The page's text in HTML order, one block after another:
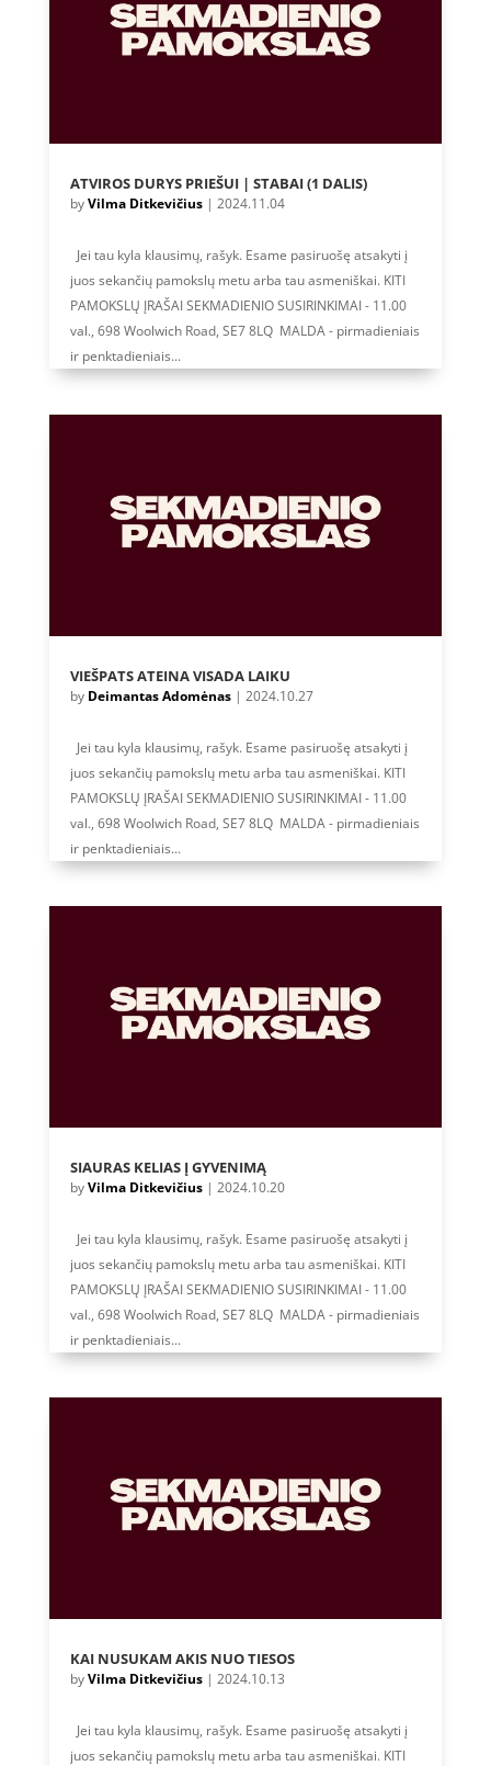
ATVIROS DURYS PRIEŠUI | STABAI (1 DALIS)
byVilma Ditkevičius| 2024.11.04
Jei tau kyla klausimų, rašyk. Esame pasiruošę atsakyti į
juos sekančių pamokslų metu arba tau asmeniškai. KITI
PAMOKSLŲ ĮRAŠAI SEKMADIENIO SUSIRINKIMAI - 11.00
val., 698 Woolwich Road, SE7 8LQ MALDA - pirmadieniais
ir penktadieniais...
VIEŠPATS ATEINA VISADA LAIKU
by Deimantas Adomėnas| 2024.10.27
Jei tau kyla klausimų, rašyk. Esame pasiruošę atsakyti į
juos sekančių pamokslų metu arba tau asmeniškai. KITI
PAMOKSLŲ ĮRAŠAI SEKMADIENIO SUSIRINKIMAI - 11.00
val., 698 Woolwich Road, SE7 8LQ MALDA - pirmadieniais
ir penktadieniais...
SIAURAS KELIAS Į GYVENIMĄ
byVilma Ditkevičius| 2024.10.20
Jei tau kyla klausimų, rašyk. Esame pasiruošę atsakyti į
juos sekančių pamokslų metu arba tau asmeniškai. KITI
PAMOKSLŲ ĮRAŠAI SEKMADIENIO SUSIRINKIMAI - 11.00
val., 698 Woolwich Road, SE7 8LQ MALDA - pirmadieniais
ir penktadieniais...
KAI NUSUKAM AKIS NUO TIESOS
byVilma Ditkevičius| 2024.10.13
Jei tau kyla klausimų, rašyk. Esame pasiruošę atsakyti į
juos sekančių pamokslų metu arba tau asmeniškai. KITI